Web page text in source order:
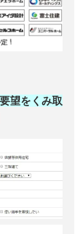
要望をくみ取